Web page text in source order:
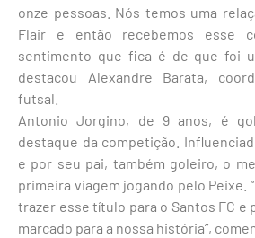
onze pessoas. Nós temos uma
Flair e então recebemos esse
sentimento que fica é de que foi
destacou Alexandre Barata,
futsal.
Antonio Jorgino, de 9 anos, é
destaque da competição.
e por seu pai, também goleiro, o
primeira viagem jogando pelo Peixe.
trazer esse título para o Santos FC e
marcado para a nossa história”,